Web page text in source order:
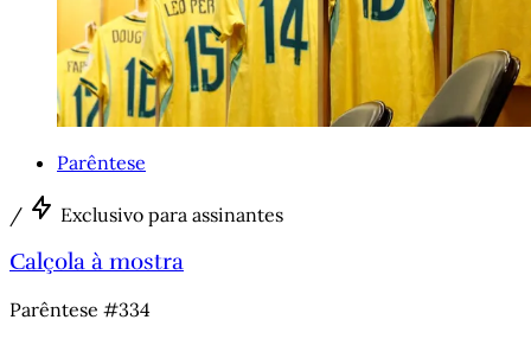
Parêntese
/ Exclusivo para assinantes
Calçola à mostra
Parêntese #334